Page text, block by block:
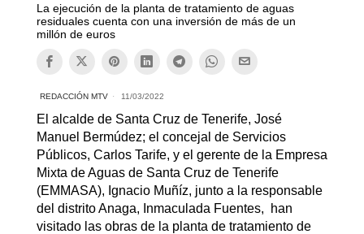
La ejecución de la planta de tratamiento de aguas
residuales cuenta con una inversión de más de un
millón de euros
REDACCIÓN MTV 11/03/2022
El alcalde de Santa Cruz de Tenerife, José
Manuel Bermúdez; el concejal de Servicios
Públicos, Carlos Tarife, y el gerente de la Empresa
Mixta de Aguas de Santa Cruz de Tenerife
(EMMASA), Ignacio Muñíz, junto a la responsable
del distrito Anaga, Inmaculada Fuentes, han
visitado las obras de la planta de tratamiento de